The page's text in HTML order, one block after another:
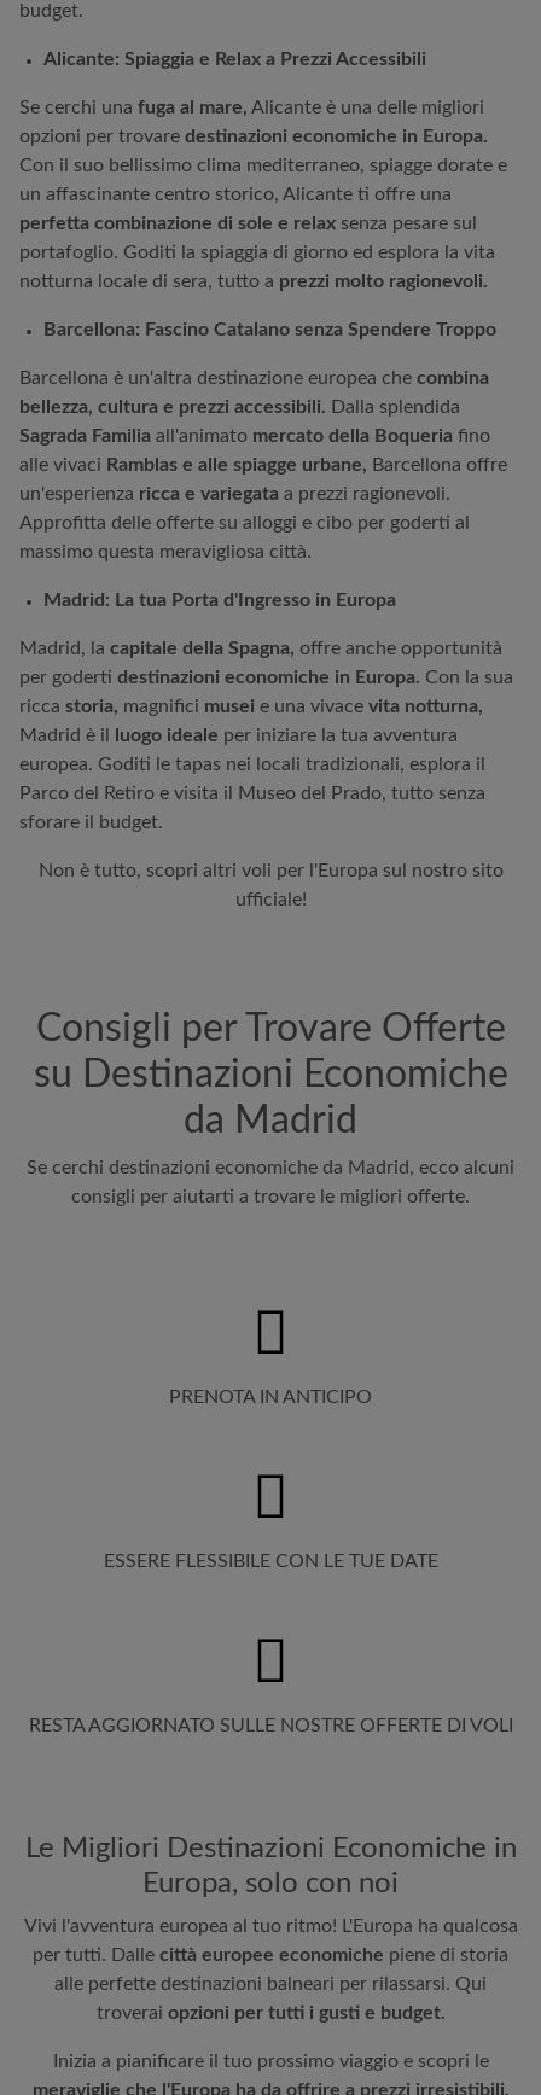
budget.
Alicante: Spiaggia e Relax a Prezzi Accessibili
Se cerchi una fuga al mare, Alicante è una delle migliori
opzioni per trovare destinazioni economiche in Europa.
Con il suo bellissimo clima mediterraneo, spiagge dorate e
un affascinante centro storico, Alicante ti offre una
perfetta combinazione di sole e relax senza pesare sul
portafoglio. Goditi la spiaggia di giorno ed esplora la vita
notturna locale di sera, tutto a prezzi molto ragionevoli.
Barcellona: Fascino Catalano senza Spendere Troppo
Barcellona è un'altra destinazione europea che combina
bellezza, cultura e prezzi accessibili. Dalla splendida
Sagrada Familia all'animato mercato della Boqueria fino
alle vivaci Ramblas e alle spiagge urbane, Barcellona offre
un'esperienza ricca e variegata a prezzi ragionevoli.
Approfitta delle offerte su alloggi e cibo per goderti al
massimo questa meravigliosa città.
Madrid: La tua Porta d'Ingresso in Europa
Madrid, la capitale della Spagna, offre anche opportunità
per goderti destinazioni economiche in Europa. Con la sua
ricca storia, magnifici musei e una vivace vita notturna,
Madrid è il
luogo ideale per iniziare la tua avventura
europea. Goditi le tapas nei locali tradizionali, esplora il
Parco del Retiro e visita il Museo del Prado, tutto senza
sforare il budget.
Non è tutto, scopri altri voli per l'Europa sul nostro sito
ufficiale!
Consigli per Trovare Offerte
su Destinazioni Economiche
da Madrid
Se cerchi destinazioni economiche da Madrid, ecco alcuni
consigli per aiutarti a trovare le migliori offerte.
PRENOTA IN ANTICIPO
ESSERE FLESSIBILE CON LE TUE DATE
RESTA AGGIORNATO SULLE NOSTRE OFFERTE DI VOLI
Le Migliori Destinazioni Economiche in
Europa, solo con noi
Vivi l'avventura europea al tuo ritmo! L'Europa ha qualcosa
per tutti. Dalle città europee economiche piene di storia
alle perfette destinazioni balneari per rilassarsi. Qui
troverai opzioni per tutti i gusti e budget.
Inizia a pianificare il tuo prossimo viaggio e scopri le
meraviglie che l'Europa ha da offrire a prezzi irresistibili.